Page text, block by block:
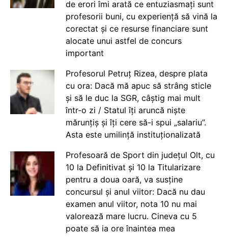
de erori îmi arată ce entuziasmați sunt
profesorii buni, cu experiență să vină la
corectat și ce resurse financiare sunt
alocate unui astfel de concurs
important
Profesorul Petruț Rizea, despre plata
cu ora: Dacă mă apuc să strâng sticle
și să le duc la SGR, câștig mai mult
într-o zi / Statul îți aruncă niște
mărunțiș și îți cere să-i spui „salariu”.
Asta este umilință instituționalizată
Profesoară de Sport din județul Olt, cu
10 la Definitivat și 10 la Titularizare
pentru a doua oară, va susține
concursul și anul viitor: Dacă nu dau
examen anul viitor, nota 10 nu mai
valorează mare lucru. Cineva cu 5
poate să ia ore înaintea mea